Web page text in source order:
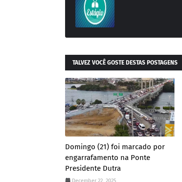
TALVEZ VOCÊ GOSTE DESTAS POSTAGENS
Domingo (21) foi marcado por
engarrafamento na Ponte
Presidente Dutra